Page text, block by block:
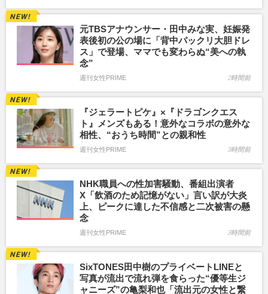
元TBSアナウンサー・田中みな実、妊娠発
表後初の公の場に「背中パックリ大胆ドレ
ス」で登場、ママでも変わらぬ“美への執
念”
週刊女性PRIME 2時間前
『ジェラートピケ』×『ドラゴンクエス
ト』メンズもある！意外なコラボの意外な
相性、“おうち時間”との親和性
週刊女性PRIME 3時間前
NHK職員への性加害騒動、番組出演者
X「飲酒のため記憶がない」言い訳が大炎
上、ピークに達した不信感と二次被害の懸
念
週刊女性PRIME 3時間前
SixTONES田中樹のプライベートLINEと
写真が流出で流れ弾を食らった“優等生ジ
ャニーズ”の亀梨和也「流出元の女性と繋